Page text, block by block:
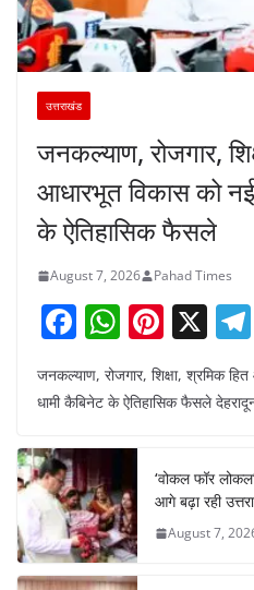
उत्तराखंड
जनकल्याण, रोजगार,
आधारभूत विकास को
के ऐतिहासिक फैसले
August 7, 2026 Pahad Times
F
c
b
o
o
k
W
at
s
A
p
p
Pi
er
st
X
जनकल्याण, रोजगार, शिक्षा, श्रमिक
धामी कैबिनेट के ऐतिहासिक फैसले
‘वोकल फॉर
आगे बढ़ा रही
August 7,